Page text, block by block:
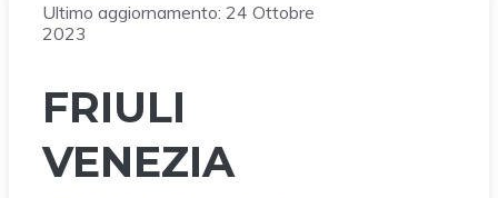
Ultimo aggiornamento: 24 Ottobre
2023
FRIULI
VENEZIA